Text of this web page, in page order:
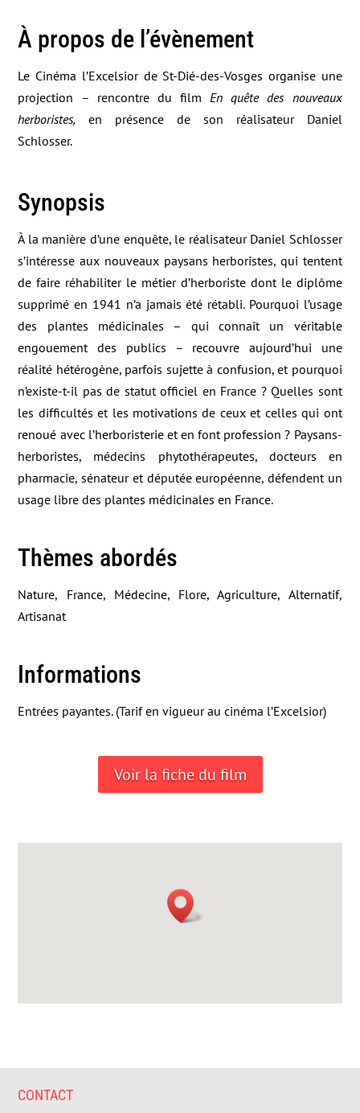
À propos de l’évènement
Le Cinéma l’Excelsior de St-Dié-des-Vosges organise une
projection – rencontre du film En quête des nouveaux
herboristes, en présence de son réalisateur Daniel
Schlosser.
Synopsis
À la manière d’une enquête, le réalisateur Daniel Schlosser
s’intéresse aux nouveaux paysans herboristes, qui tentent
de faire réhabiliter le métier d’herboriste dont le diplôme
supprimé en 1941 n’a jamais été rétabli. Pourquoi l’usage
des plantes médicinales – qui connaît un véritable
engouement des publics – recouvre aujourd’hui une
réalité hétérogène, parfois sujette à confusion, et pourquoi
n’existe-t-il pas de statut officiel en France ? Quelles sont
les difficultés et les motivations de ceux et celles qui ont
renoué avec l’herboristerie et en font profession ? Paysans-
herboristes, médecins phytothérapeutes, docteurs en
pharmacie, sénateur et députée européenne, défendent un
usage libre des plantes médicinales en France.
Thèmes abordés
Nature, France, Médecine, Flore, Agriculture, Alternatif,
Artisanat
Informations
Entrées payantes. (Tarif en vigueur au cinéma l’Excelsior)
Voir la fiche du film
CONTACT